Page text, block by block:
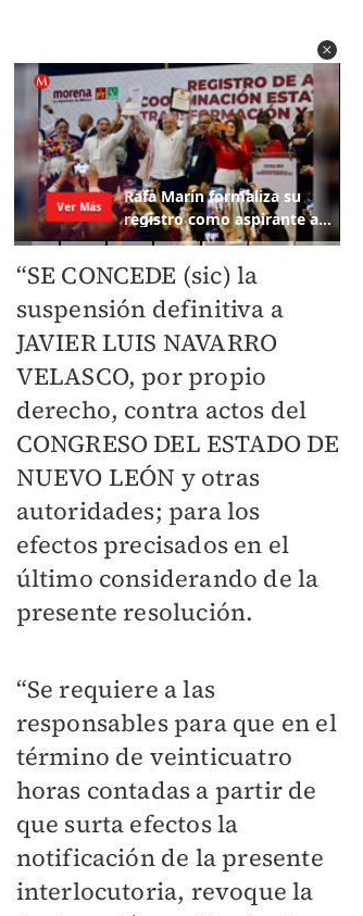
“SE CONCEDE (sic) la
suspensión definitiva a
JAVIER LUIS NAVARRO
VELASCO, por propio
derecho, contra actos del
CONGRESO DEL ESTADO DE
NUEVO LEÓN y otras
autoridades; para los
efectos precisados en el
último considerando de la
presente resolución.
“Se requiere a las
responsables para que en el
término de veinticuatro
horas contadas a partir de
que surta efectos la
notificación de la presente
interlocutoria, revoque la